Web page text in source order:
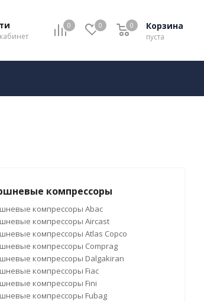
0 0 Корзина
пуста
0
компрессоры
компрессоры Abac
компрессоры Aircast
компрессоры Atlas Copco
компрессоры Comprag
компрессоры Dalgakiran
компрессоры Fiac
компрессоры Fini
компрессоры Fubag